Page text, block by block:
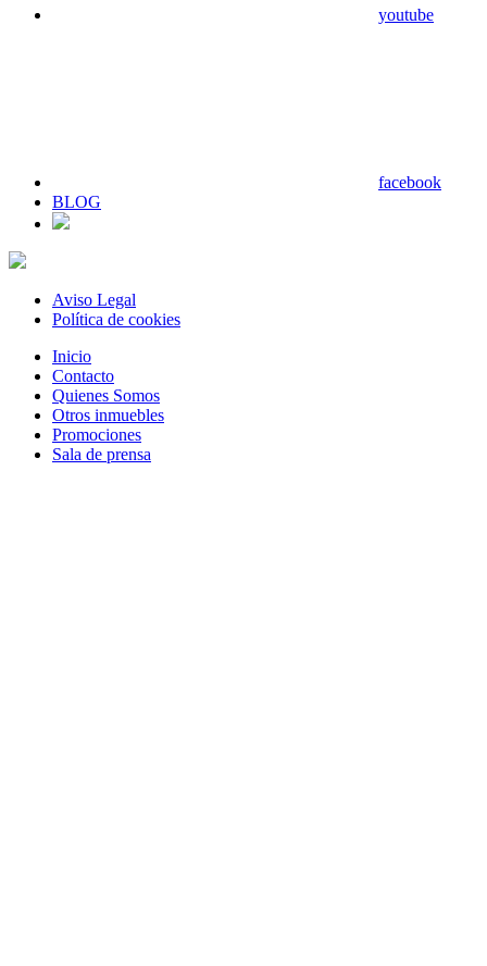
youtube
facebook
BLOG
Aviso Legal
Política de cookies
Inicio
Contacto
Quienes Somos
Otros inmuebles
Promociones
Sala de prensa